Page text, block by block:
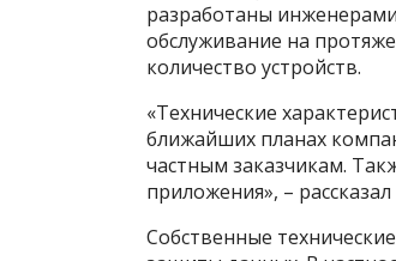
разработаны
обслуживание на
количество устройств.
«Технические
ближайших планах
частным заказчикам.
приложения», –
Собственные